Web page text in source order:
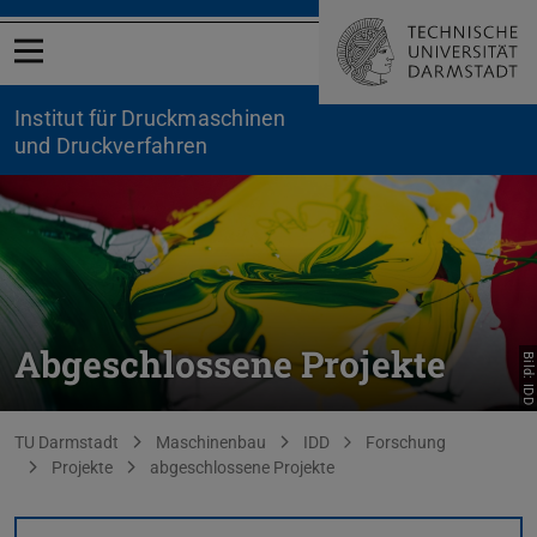
Menü öffnen
Institut für Druckmaschinen
und Druckverfahren
Abgeschlossene Projekte Bild: IDD
Sie befinden sich hier:
TU Darmstadt Maschinenbau IDD
Forschung
Projekte
abgeschlossene Projekte